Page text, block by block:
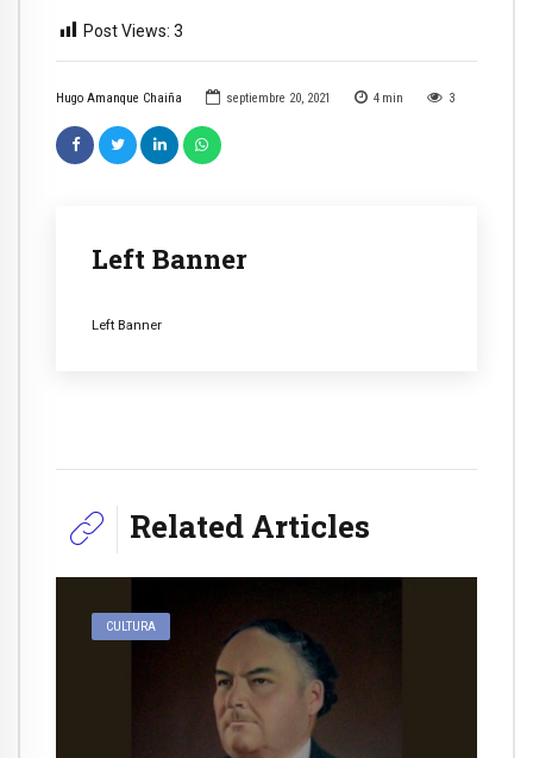
Hugo Amanque Chaiña septiembre 20, 2021 4 min 3
Left Banner
Left Banner
Post Views: 3
Related Articles
CULTURA